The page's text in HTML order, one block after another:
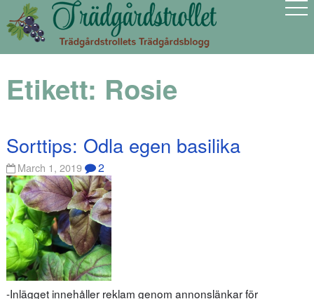
Etikett: Rosie
Sorttips: Odla egen basilika
March 1, 2019 2
-Inlägget innehåller reklam genom annonslänkar för